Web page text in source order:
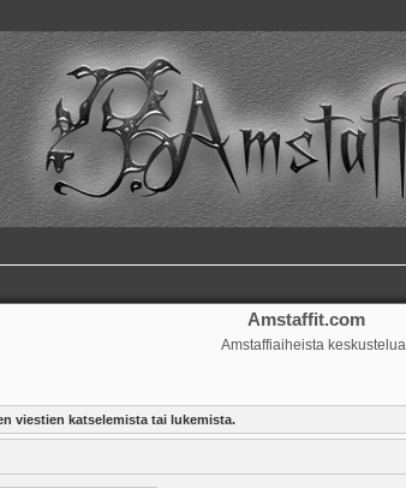
Amstaffit.com
Amstaffiaiheista keskustelua
viestien katselemista tai lukemista.